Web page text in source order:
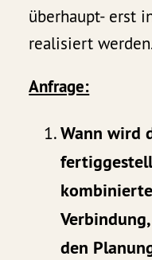
überhaupt- erst
realisiert
Anfrage:
Wann wird
den